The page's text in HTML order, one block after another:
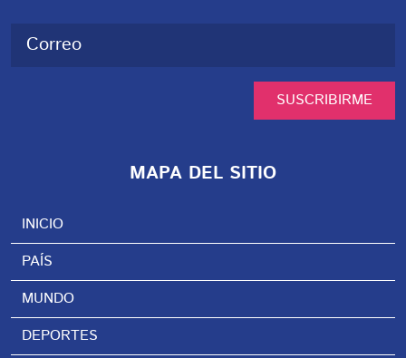
SUSCRIBIRME
MAPA DEL SITIO
INICIO
PAÍS
MUNDO
DEPORTES